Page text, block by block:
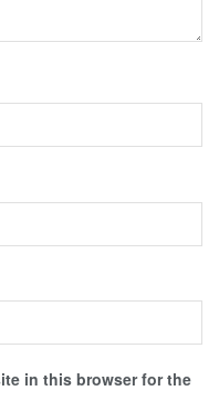
in this browser for the